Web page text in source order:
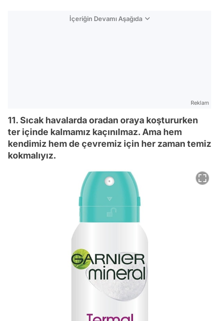
İçeriğin Devamı Aşağıda
Reklam
11. Sıcak havalarda oradan oraya koştururken
ter içinde kalmamız kaçınılmaz. Ama hem
kendimiz hem de çevremiz için her zaman temiz
kokmalıyız.